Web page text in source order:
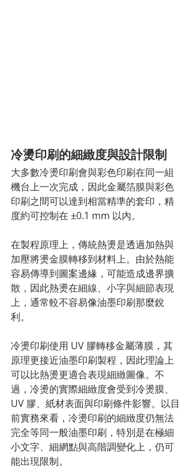
冷燙印刷的細緻度與設計限制
大多數冷燙印刷會與彩色印刷在同一組
機台上一次完成，因此金屬箔膜與彩色
印刷之間可以達到相當精準的套印，精
度約可控制在 ±0.1 mm 以內。
在製程原理上，傳統熱燙是透過加熱與
加壓將燙金膜轉移到材料上。由於熱能
容易傳導到圖案邊緣，可能造成邊界擴
散，因此熱燙在細線、小字與細節表現
上，通常較不容易像油墨印刷那麼銳
利。
冷燙印刷使用 UV 膠轉移金屬薄膜，其
原理更接近油墨印刷製程，因此理論上
可以比熱燙更適合表現細緻圖像。不
過，冷燙的實際細緻度會受到冷燙膜、
UV 膠、紙材表面與印刷條件影響。以目
前實務來看，冷燙印刷的細緻度仍無法
完全等同一般油墨印刷，特別是在極細
小文字、細網點與高階調變化上，仍可
能出現限制。